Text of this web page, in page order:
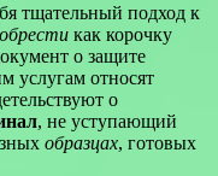
тщательный подход к
как корочку
о защите
услугам относят
о
, не уступающий
образцах, готовых